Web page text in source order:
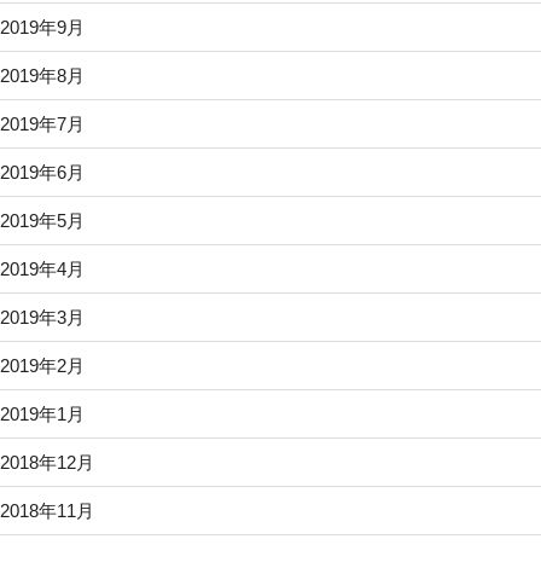
2019年9月
2019年8月
2019年7月
2019年6月
2019年5月
2019年4月
2019年3月
2019年2月
2019年1月
2018年12月
2018年11月